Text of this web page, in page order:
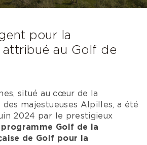
pour la
attribué au Golf de
situé au cœur de la
des majestueuses Alpilles, a été
2024 par le prestigieux
Golf de la
de Golf pour la